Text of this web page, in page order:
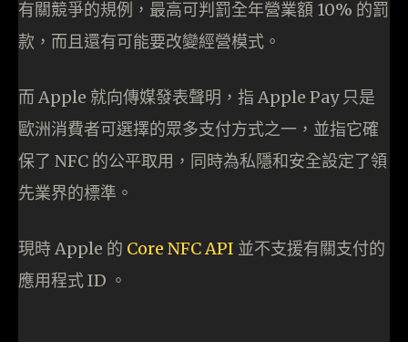
有關競爭的規例，最高可判罰全年營業額 10% 的罰
款，而且還有可能要改變經營模式。
而 Apple 就向傳媒發表聲明，指 Apple Pay 只是
歐洲消費者可選擇的眾多支付方式之一，並指它確
保了 NFC 的公平取用，同時為私隱和安全設定了領
先業界的標準。
現時 Apple 的 Core NFC API 並不支援有關支付的
應用程式 ID 。